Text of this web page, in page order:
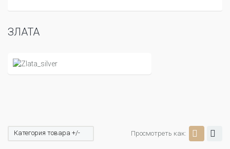
ЗЛАТА
Просмотреть как:
Категория товара +/-